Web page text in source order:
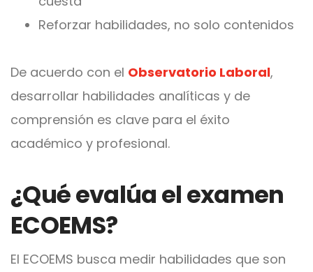
Reforzar habilidades, no solo contenidos
De acuerdo con el Observatorio Laboral,
desarrollar habilidades analíticas y de
comprensión es clave para el éxito
académico y profesional.
¿Qué evalúa el examen
ECOEMS?
El ECOEMS busca medir habilidades que son